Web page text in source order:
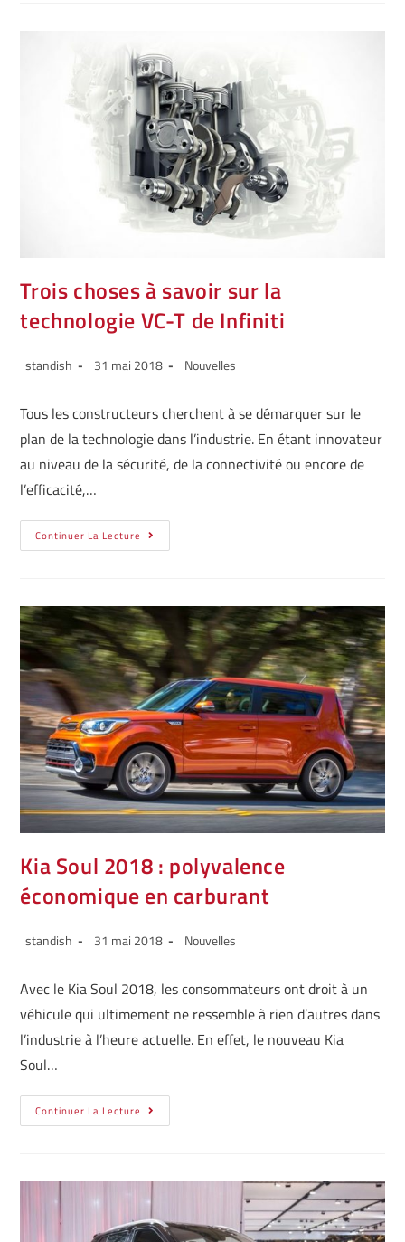
Trois choses à savoir sur la
technologie VC-T de Infiniti
standish 31 mai 2018 Nouvelles
Tous les constructeurs cherchent à se démarquer sur le
plan de la technologie dans l’industrie. En étant innovateur
au niveau de la sécurité, de la connectivité ou encore de
l’efficacité,…
Continuer La Lecture
Kia Soul 2018 : polyvalence
économique en carburant
standish 31 mai 2018 Nouvelles
Avec le Kia Soul 2018, les consommateurs ont droit à un
véhicule qui ultimement ne ressemble à rien d’autres dans
l’industrie à l’heure actuelle. En effet, le nouveau Kia
Soul…
Continuer La Lecture